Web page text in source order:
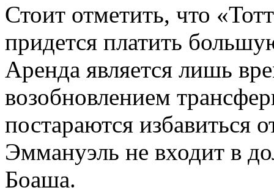
Стоит отметить, что
придется платить
Аренда является лишь
возобновлением
постараются избавиться
Эммануэль не входит в
Боаша.